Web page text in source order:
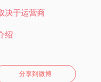
决于运营商
绍
分享到微博